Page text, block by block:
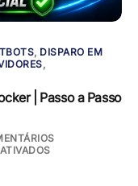
, DISPARO EM
,
| Passo a Passo